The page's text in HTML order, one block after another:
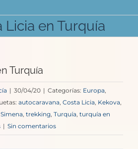
Licia en Turquía
Turquía
| 30/04/20 | Categorías: Europa,
autocaravana, Costa Licia, Kekova,
Simena, trekking, Turquía, turquía en
| Sin comentarios